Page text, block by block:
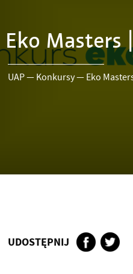
Eko Masters
UAP— Konkursy— Eko
UDOSTĘPNIJ